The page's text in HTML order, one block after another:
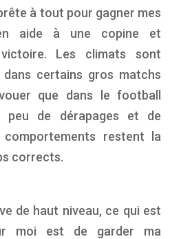
à tout pour gagner mes
aide à une copine et
Les climats sont
certains gros matchs
que dans le football
de dérapages et de
comportements restent la
corrects.
de haut niveau, ce qui est
moi est de garder ma